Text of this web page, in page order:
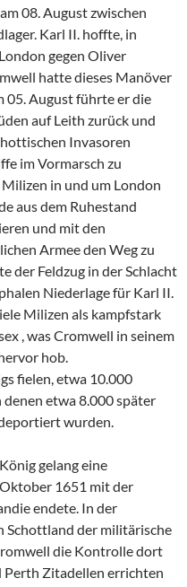
08. August zwischen
Karl II. hoffte, in
gegen Oliver
hatte dieses Manöver
05. August führte er die
auf Leith zurück und
Invasoren
im Vormarsch zu
in und um London
aus dem Ruhestand
und mit den
Armee den Weg zu
der Feldzug in der Schlacht
Niederlage für Karl II.
Milizen als kampfstark
, was Cromwell in seinem
hob.
fielen, etwa 10.000
etwa 8.000 später
wurden.
gelang eine
1651 mit der
endete. In der
Schottland der militärische
die Kontrolle dort
Perth Zitadellen errichten